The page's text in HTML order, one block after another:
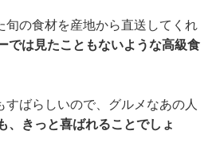
旬の食材を産地から直送してくれ
では見たこともないような高級食
すばらしいので、グルメなあの人
、きっと喜ばれることでしょ